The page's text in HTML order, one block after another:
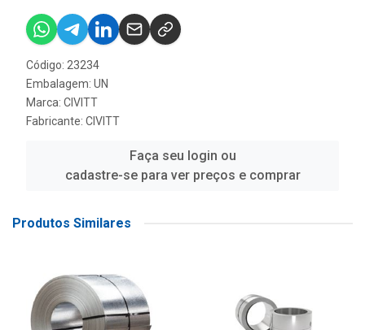
Código: 23234
Embalagem: UN
Marca: CIVITT
Fabricante: CIVITT
Faça seu login ou
cadastre-se para ver preços e comprar
Produtos Similares